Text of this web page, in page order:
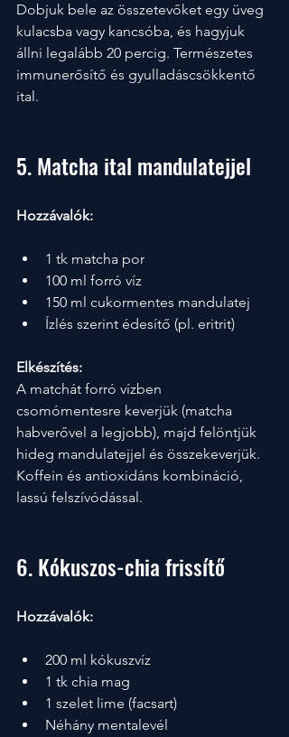
Dobjuk bele az összetevőket egy üveg
kulacsba vagy kancsóba, és hagyjuk
állni legalább 20 percig. Természetes
immunerősítő és gyulladáscsökkentő
ital.
5. Matcha ital mandulatejjel
Hozzávalók:
1 tk matcha por
100 ml forró víz
150 ml cukormentes mandulatej
Ízlés szerint édesítő (pl. eritrit)
Elkészítés:
A matchát forró vízben
csomómentesre keverjük (matcha
habverővel a legjobb), majd felöntjük
hideg mandulatejjel és összekeverjük.
Koffein és antioxidáns kombináció,
lassú felszívódással.
6. Kókuszos-chia frissítő
Hozzávalók:
200 ml kókuszvíz
1 tk chia mag
1 szelet lime (facsart)
Néhány mentalevél